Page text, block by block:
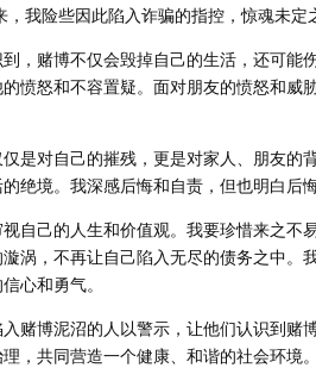
我险些因此陷入诈骗的指控，惊魂未定
，赌博不仅会毁掉自己的生活，还可
愤怒和不容置疑。面对朋友的愤怒和
是对自己的摧残，更是对家人、朋友
绝境。我深感后悔和自责，但也明白后
自己的人生和价值观。我要珍惜来之不
涡，不再让自己陷入无尽的债务之中
心和勇气。
赌博泥沼的人以警示，让他们认识到
，共同营造一个健康、和谐的社会环境。